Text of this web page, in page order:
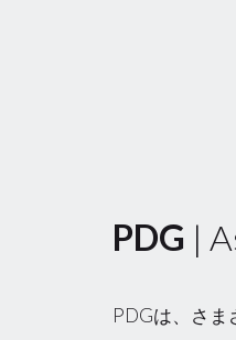
PDG |
PDGは、さ